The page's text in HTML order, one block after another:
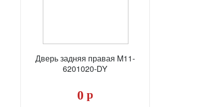
Дверь задняя правая M11-
6201020-DY
0 р